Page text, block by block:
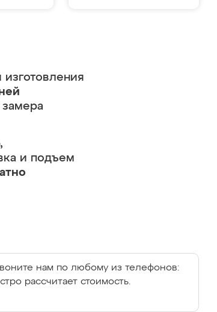
и подъем
нам по любому из телефонов:
рассчитает стоимость.